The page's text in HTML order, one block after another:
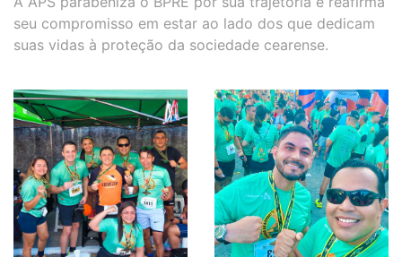
seu compromisso em estar ao lado dos que dedicam
suas vidas à proteção da sociedade cearense.